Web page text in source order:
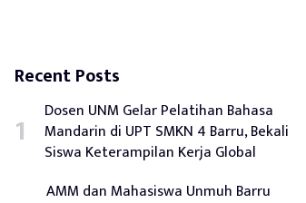
Recent Posts
Dosen UNM Gelar Pelatihan Bahasa
Mandarin di UPT SMKN 4 Barru, Bekali
Siswa Keterampilan Kerja Global
AMM dan Mahasiswa Unmuh Barru